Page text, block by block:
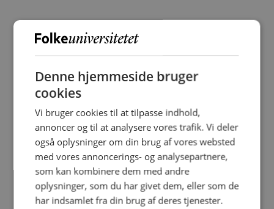
Denne hjemmeside bruger
cookies
Vi bruger cookies til at tilpasse indhold,
annoncer og til at analysere vores trafik. Vi deler
også oplysninger om din brug af vores websted
med vores annoncerings- og analysepartnere,
som kan kombinere dem med andre
oplysninger, som du har givet dem, eller som de
har indsamlet fra din brug af deres tjenester.